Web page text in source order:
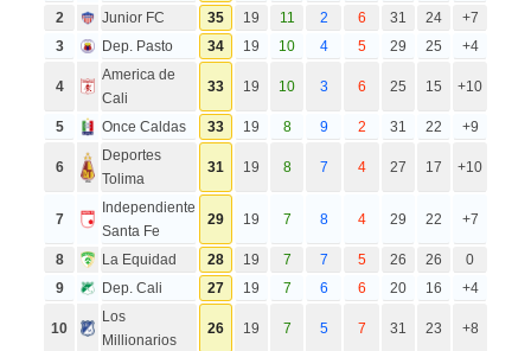
2 Junior FC 35 19 11 2 6 31 24
+7
3
Dep. Pasto 34 19 10 4 5 29 25 +4
4
America de
Cali
33 19 10 3 6 25 15 +10
5 Once Caldas 33 19 8 9 2 31 22 +9
6
Deportes
Tolima
31 19 8 7 4 27 17 +10
7
Independiente
Santa Fe
29 19 7 8 4 29 22 +7
8 La Equidad 28 19 7 7 5 26 26
0
9
Dep. Cali 27 19 7 6 6 20 16 +4
10
Los
Millionarios
26 19 7 5 7 31 23 +8